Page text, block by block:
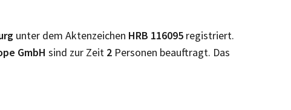
unter dem Aktenzeichen HRB 116095 registriert.
GmbH sind zur Zeit 2 Personen beauftragt. Das